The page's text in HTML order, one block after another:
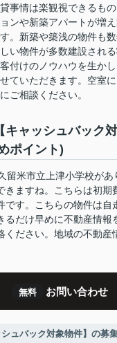
事情は楽観視できるもの
ンや新築アパートが増
。新築や築浅の物件も
い物件が多数建設され
付けのノウハウを生か
ていただきます。空室
ご相談ください。
キャッシュバック
ポイント)
留米市立上津小学校が
きますね。こちらは初期
です。こちらの物件は自
るだけ早めに不動産情報
ください。地域の不動産
無料 お問い合わせ
ュバック対象物件】の募